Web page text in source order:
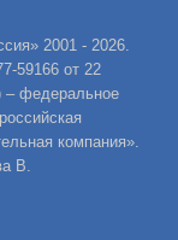
2001 - 2026.
59166 от 22
– федеральное
компания».
В.